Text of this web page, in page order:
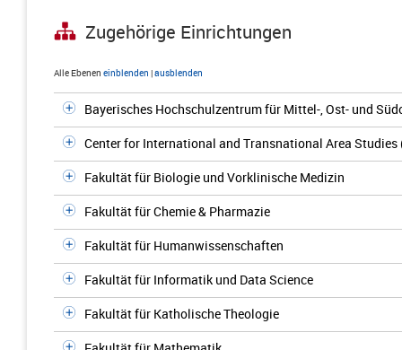
Zugehörige Einrichtungen
Alle Ebenen einblenden |ausblenden
Bayerisches Hochschulzentrum für Mittel-, Ost- und
Center for International and Transnational Area Studies
Fakultät für Biologie und Vorklinische Medizin
Fakultät für Chemie & Pharmazie
Fakultät für Humanwissenschaften
Fakultät für Informatik und Data Science
Fakultät für Katholische Theologie